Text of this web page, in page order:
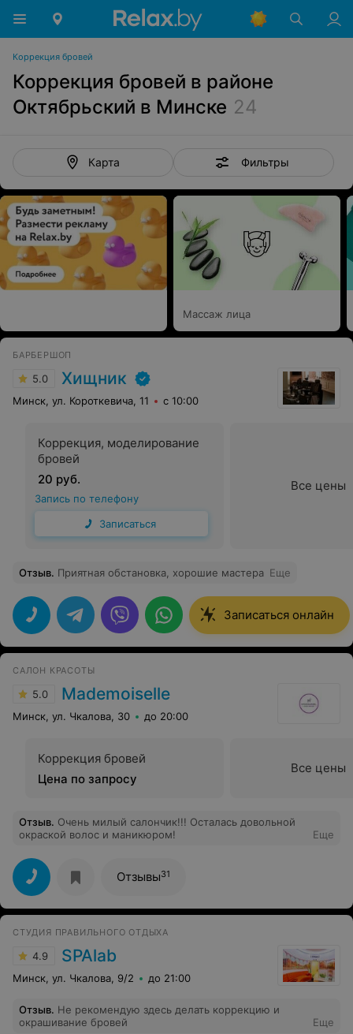
Коррекция бровей
Коррекция бровей в районе
Октябрьский в Минске 24
Карта Фильтры
Массаж лица
БАРБЕРШОП
5.0 Хищник
Минск, ул. Короткевича, 11 с 10:00
Коррекция, моделирование
бровей
20 руб.
Запись по телефону
Записаться
Все цены
Отзыв. Приятная обстановка, хорошие мастера Еще
Записаться онлайн
САЛОН КРАСОТЫ
5.0 Mademoiselle
Минск, ул. Чкалова, 30 до 20:00
Коррекция бровей
Цена по запросу
Все цены
Отзыв. Очень милый салончик!!! Осталась довольной
окраской волос и маникюром!
Еще
Отзывы31
СТУДИЯ ПРАВИЛЬНОГО ОТДЫХА
4.9 SPAlab
Минск, ул. Чкалова, 9/2 до 21:00
Отзыв. Не рекомендую здесь делать коррекцию и
окрашивание бровей
Еще